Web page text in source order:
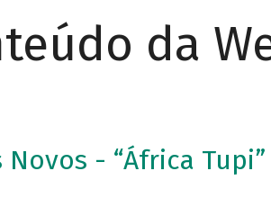
da
- “África Tupi”